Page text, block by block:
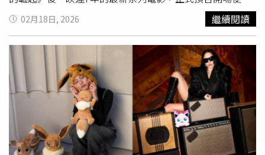
滿趣味，愛玩的古古駕駛艙內調皮地亂按儀表板按鈕，而導
致飛船瞬間熄火，讓曼達洛人依然拿這個小冤家沒輒。古古
堪稱全宇宙最可愛的星際寶貝，更將會透過本片萌遍全球。
而他和曼達洛人這對最另類加跨星系搭檔的父子情誼，也絕
對是今年大銀幕上最爆笑又感人的組合。這對全宇宙最萌的
戰士搭檔，本次將踏上尋找惡名昭彰「赫特族」的危險旅
程。曼達洛人穿梭於銀河系的黑暗角落四處打聽，所到之處
無不讓人聞風喪膽。面對敵人的威脅，曼達洛人展現一貫的
硬漢本色，冷酷宣示：「我們會幹掉你手上的每一個壞
蛋！」由首度加入星戰宇宙的影史傳奇影星雪歌妮薇佛飾演
02月18日, 2026 繼續閱讀